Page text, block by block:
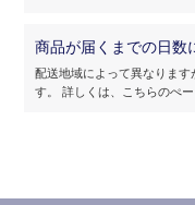
商品が届くまでの日数
配送地域によって異なりま
す。
詳しくは、こちらのぺ